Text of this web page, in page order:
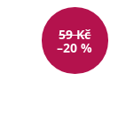
59 Kč
–20 %